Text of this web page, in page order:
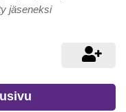
jäseneksi